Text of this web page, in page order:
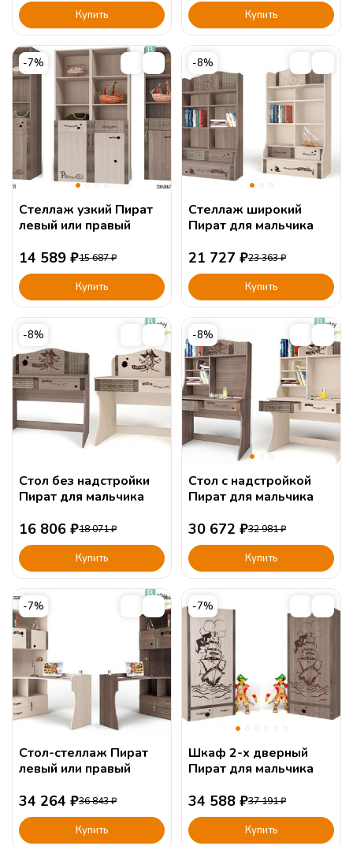
Купить Купить
-7%
Стеллаж узкий Пират
левый или правый
14 589 ₽15 687₽
Купить
-8%
Стеллаж широкий
Пират для мальчика
21 727 ₽23 363₽
Купить
-8%
Стол без надстройки
Пират для мальчика
16 806 ₽18 071₽
Купить
-8%
Стол с надстройкой
Пират для мальчика
30 672 ₽32 981₽
Купить
-7%
Стол-стеллаж Пират
левый или правый
34 264 ₽36 843₽
Купить
-7%
Шкаф 2-х дверный
Пират для мальчика
34 588 ₽37 191₽
Купить